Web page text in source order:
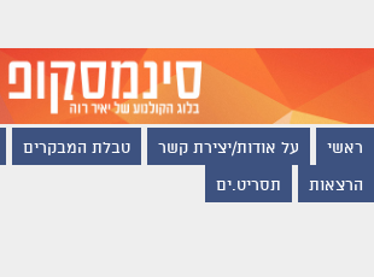
ראשי על אודות/יצירת קשר טבלת המבקרים
הרצאות תסריט.ים